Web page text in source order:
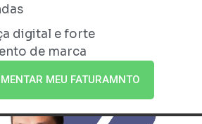
digital e forte
de marca
MEU FATURAMNTO